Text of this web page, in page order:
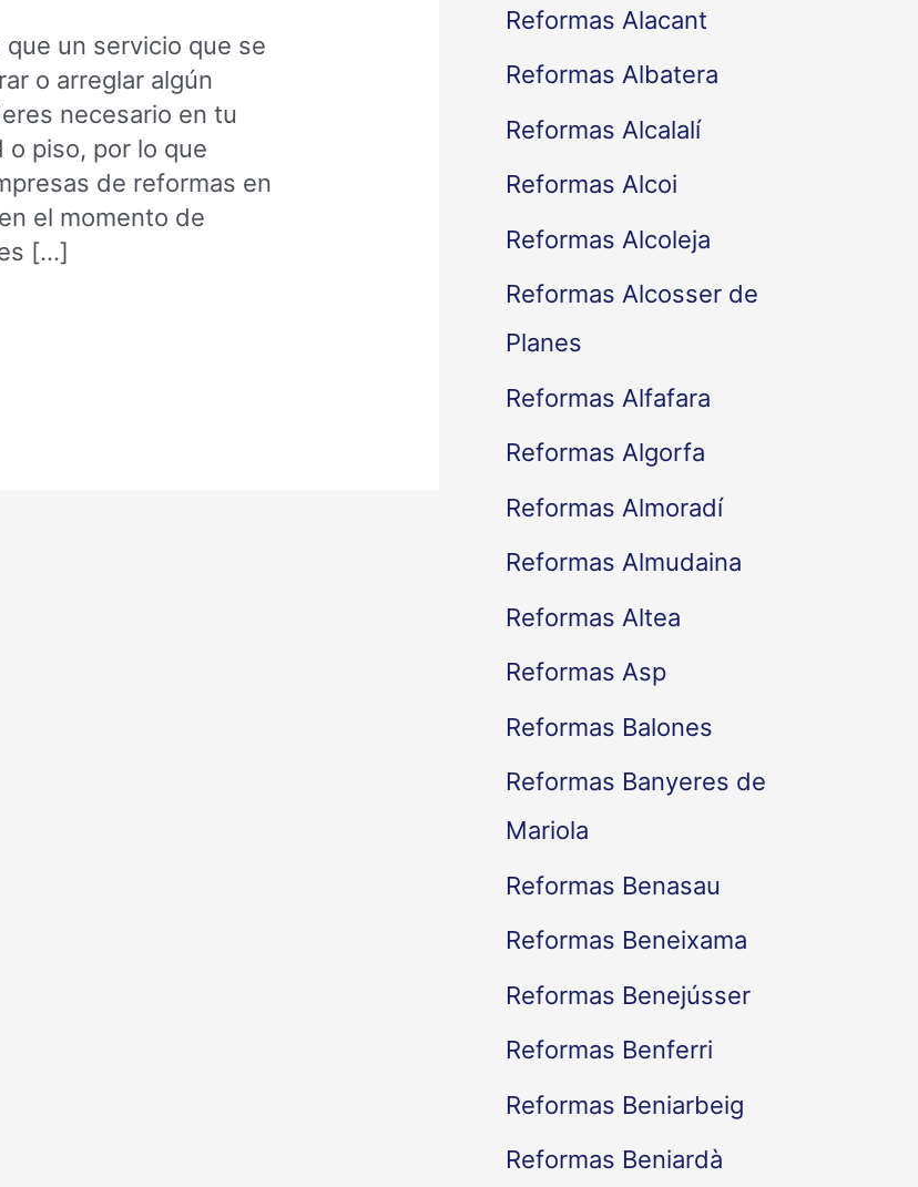
que un servicio que se
o arreglar algún
necesario en tu
o piso, por lo que
de reformas en
el momento de
[…]
Reformas Alacant
Reformas Albatera
Reformas Alcalalí
Reformas Alcoi
Reformas Alcoleja
Reformas Alcosser de
Planes
Reformas Alfafara
Reformas Algorfa
Reformas Almoradí
Reformas Almudaina
Reformas Altea
Reformas Asp
Reformas Balones
Reformas Banyeres de
Mariola
Reformas Benasau
Reformas Beneixama
Reformas Benejússer
Reformas Benferri
Reformas Beniarbeig
Reformas Beniardà